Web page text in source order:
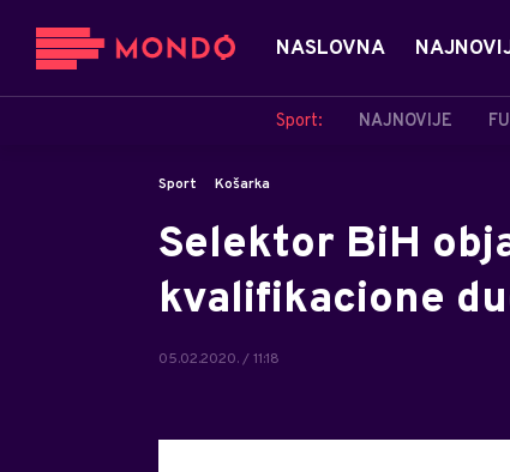
NASLOVNA
Sport: NAJNOVIJE
Sport Košarka
Selektor BiH
kvalifikacione
05.02.2020. / 11:18